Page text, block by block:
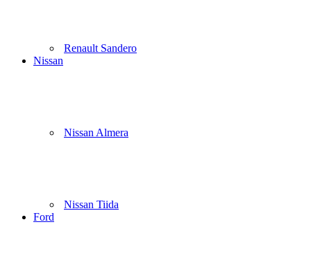
Renault Sandero
Nissan
Nissan Almera
Nissan Tiida
Ford